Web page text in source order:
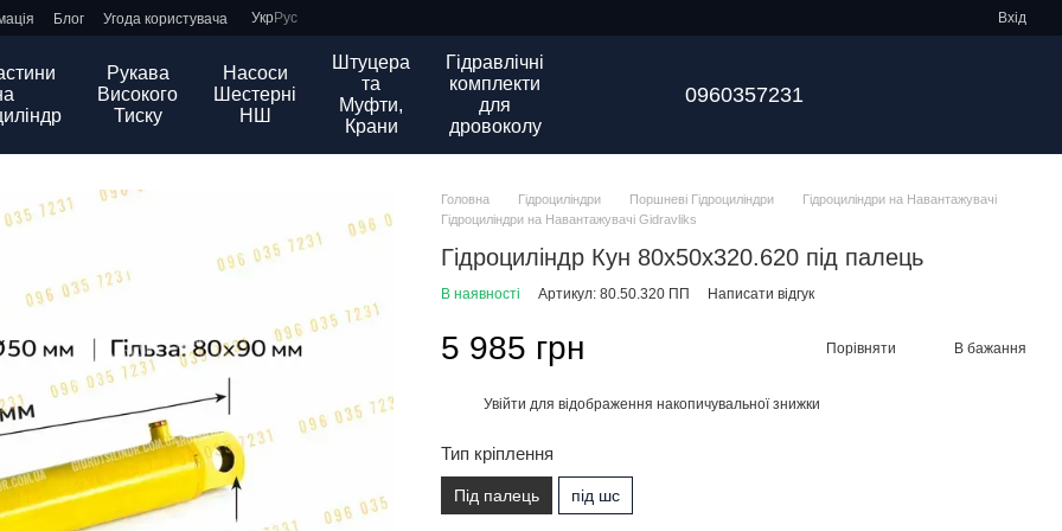
Блог Угода користувача УкрРус Вхід
Рукава
Високого
Тиску
Насоси
Шестерні
НШ
Штуцера
та
Муфти,
Крани
Гідравлічні
комплекти
для
дровоколу
0960357231
Головна Гідроциліндри Поршневі Гідроциліндри
Гідроциліндри на Навантажувачі
Гідроциліндри на Навантажувачі Gidravliks
Гідроциліндр Кун 80х50х320.620 під палець
В наявності Артикул: 80.50.320 ПП Написати відгук
5 985 грн Порівняти В бажання
Увійти для відображення накопичувальної знижки
Тип кріплення
Під палець під шс